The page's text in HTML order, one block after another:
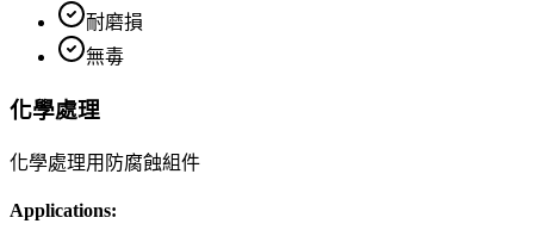
耐磨損
無毒
化學處理
化學處理用防腐蝕組件
Applications: